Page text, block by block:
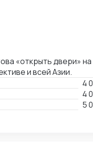
«открыть двери» на
и всей Азии.
4
4
5